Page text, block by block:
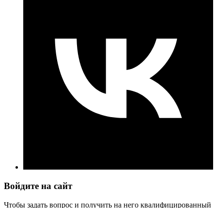
Войдите на сайт
Чтобы задать вопрос и получить на него квалифицированный